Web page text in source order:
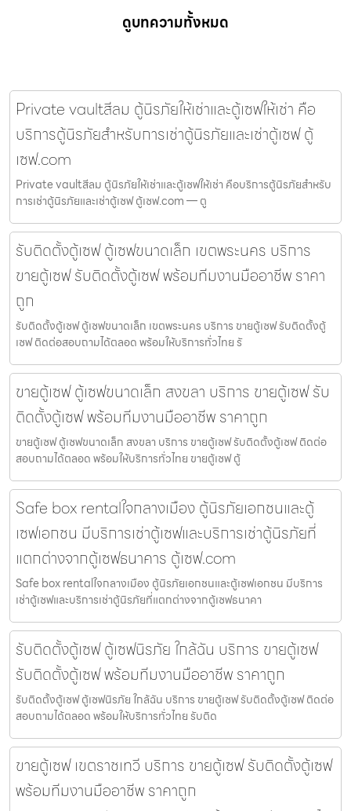
ดูบทความทั้งหมด
Private vaultสีลม ตู้นิรภัยให้เช่าและตู้เซฟให้เช่า คือ
บริการตู้นิรภัยสำหรับการเช่าตู้นิรภัยและเช่าตู้เซฟ ตู้
เซฟ.com
Private vaultสีลม ตู้นิรภัยให้เช่าและตู้เซฟให้เช่า คือบริการตู้นิรภัยสำหรับ
การเช่าตู้นิรภัยและเช่าตู้เซฟ ตู้เซฟ.com — ตู
รับติดตั้งตู้เซฟ ตู้เซฟขนาดเล็ก เขตพระนคร บริการ
ขายตู้เซฟ รับติดตั้งตู้เซฟ พร้อมทีมงานมืออาชีพ ราคา
ถูก
รับติดตั้งตู้เซฟ ตู้เซฟขนาดเล็ก เขตพระนคร บริการ ขายตู้เซฟ รับติดตั้งตู้
เซฟ ติดต่อสอบถามได้ตลอด พร้อมให้บริการทั่วไทย รั
ขายตู้เซฟ ตู้เซฟขนาดเล็ก สงขลา บริการ ขายตู้เซฟ รับ
ติดตั้งตู้เซฟ พร้อมทีมงานมืออาชีพ ราคาถูก
ขายตู้เซฟ ตู้เซฟขนาดเล็ก สงขลา บริการ ขายตู้เซฟ รับติดตั้งตู้เซฟ ติดต่อ
สอบถามได้ตลอด พร้อมให้บริการทั่วไทย ขายตู้เซฟ ตู้
Safe box rentalใจกลางเมือง ตู้นิรภัยเอกชนและตู้
เซฟเอกชน มีบริการเช่าตู้เซฟและบริการเช่าตู้นิรภัยที่
แตกต่างจากตู้เซฟธนาคาร ตู้เซฟ.com
Safe box rentalใจกลางเมือง ตู้นิรภัยเอกชนและตู้เซฟเอกชน มีบริการ
เช่าตู้เซฟและบริการเช่าตู้นิรภัยที่แตกต่างจากตู้เซฟธนาคา
รับติดตั้งตู้เซฟ ตู้เซฟนิรภัย ใกล้ฉัน บริการ ขายตู้เซฟ
รับติดตั้งตู้เซฟ พร้อมทีมงานมืออาชีพ ราคาถูก
รับติดตั้งตู้เซฟ ตู้เซฟนิรภัย ใกล้ฉัน บริการ ขายตู้เซฟ รับติดตั้งตู้เซฟ ติดต่อ
สอบถามได้ตลอด พร้อมให้บริการทั่วไทย รับติด
ขายตู้เซฟ เขตราชเทวี บริการ ขายตู้เซฟ รับติดตั้งตู้เซฟ
พร้อมทีมงานมืออาชีพ ราคาถูก